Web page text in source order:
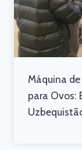
Máquina
para Ovos: